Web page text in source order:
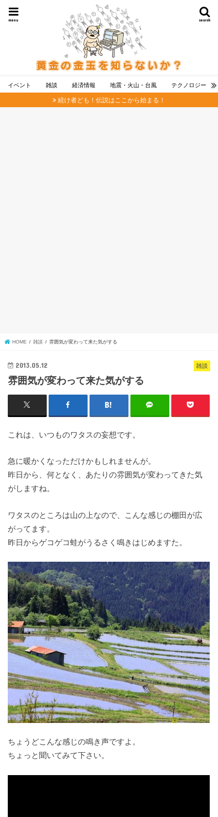
search
menu
イベント 雑談 経済情報 地震・火山・台風 テクノロジー
続け者ども！伝説はここから始まる！
HOME 雑談 雰囲気が変わって来た気がする
雑談
2013.05.12
雰囲気が変わって来た気がする
これは、いつものワタスの妄想です。
急に暖かくなっただけかもしれませんが。
昨日から、何となく、あたりの雰囲気が変わってきた気
がしますね。
ワタスのところは山の上なので、こんな感じの棚田が広
がってます。
昨日からゲコゲコ蛙がうるさく鳴きはじめますた。
ちょうどこんな感じの鳴き声ですよ。
ちょっと聞いてみて下さい。